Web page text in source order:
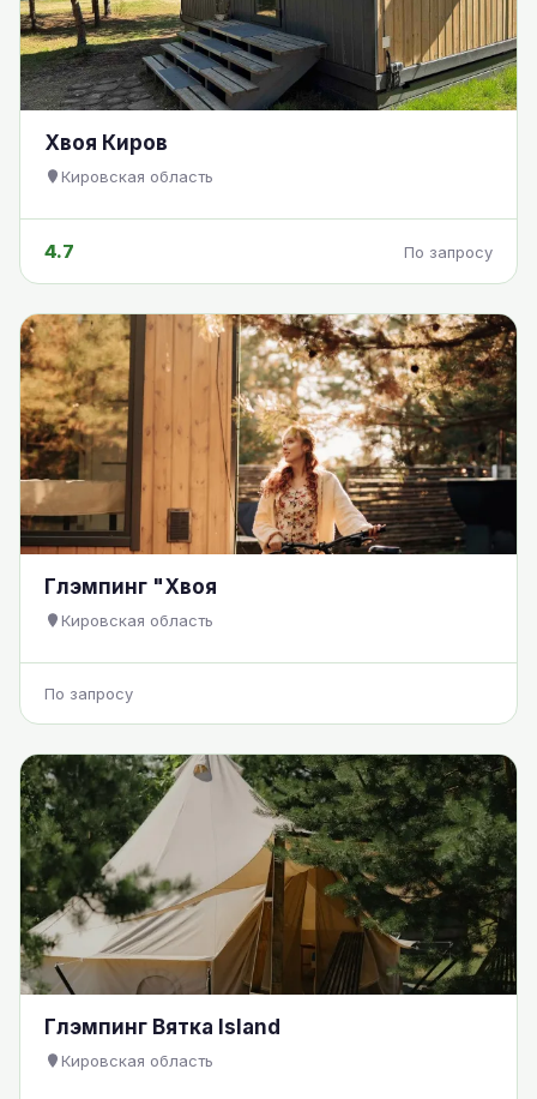
Хвоя Киров
Кировская область
4.7 По запросу
Глэмпинг "Хвоя
Кировская область
По запросу
Глэмпинг Вятка Island
Кировская область